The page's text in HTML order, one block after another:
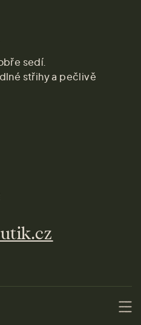
sedí.
střihy a pečlivě